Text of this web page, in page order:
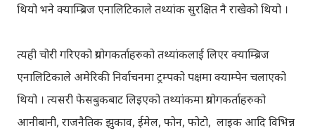
थियो भने क्याम्ब्रिज एनालिटिकाले तथ्यांक सुरक्षित नै राखेको थियो ।
त्यही चोरी गरिएको प्रयोगकर्ताहरुको तथ्यांकलाई लिएर क्याम्ब्रिज
एनालिटिकाले अमेरिकी निर्वाचनमा ट्रम्पको पक्षमा क्याम्पेन चलाएको
थियो । त्यसरी फेसबुकबाट लिइएको तथ्यांकमा प्रयोगकर्ताहरुको
आनीबानी, राजनैतिक झुकाव, ईमेल, फोन, फोटो, लाइक आदि विभिन्न